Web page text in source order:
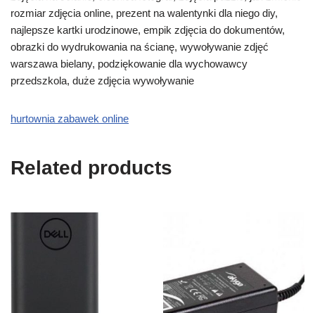
rozmiar zdjęcia online, prezent na walentynki dla niego diy,
najlepsze kartki urodzinowe, empik zdjęcia do dokumentów,
obrazki do wydrukowania na ścianę, wywoływanie zdjęć
warszawa bielany, podziękowanie dla wychowawcy
przedszkola, duże zdjęcia wywoływanie
hurtownia zabawek online
Related products